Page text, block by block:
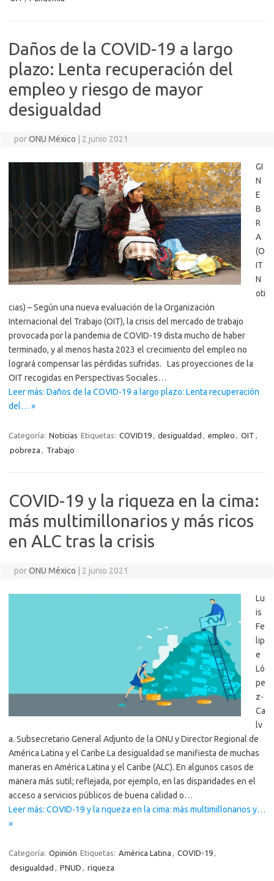
Daños de la COVID-19 a largo
plazo: Lenta recuperación del
empleo y riesgo de mayor
desigualdad
porONU México 2 junio 2021
GI
N
E
B
R
A
(O
IT
N
oti
cias) – Según una nueva evaluación de la Organización
Internacional del Trabajo (OIT), la crisis del mercado de trabajo
provocada por la pandemia de COVID-19 dista mucho de haber
terminado, y al menos hasta 2023 el crecimiento del empleo no
logrará compensar las pérdidas sufridas. Las proyecciones de la
OIT recogidas en Perspectivas Sociales…
Leer más: Daños de la COVID-19 a largo plazo: Lenta recuperación
del… »
Categoría: Noticias Etiquetas: COVID19, desigualdad , empleo , OIT ,
pobreza , Trabajo
COVID-19 y la riqueza en la cima:
más multimillonarios y más ricos
en ALC tras la crisis
porONU México 2 junio 2021
Lu
is
Fe
lip
e
Ló
pe
z-
Ca
lv
a. Subsecretario General Adjunto de la ONU y Director Regional de
América Latina y el Caribe La desigualdad se manifiesta de muchas
maneras en América Latina y el Caribe (ALC). En algunos casos de
manera más sutil; reflejada, por ejemplo, en las disparidades en el
acceso a servicios públicos de buena calidad o…
Leer más: COVID-19 y la riqueza en la cima: más multimillonarios y…
»
Categoría: Opinión Etiquetas: América Latina , COVID-19,
desigualdad , PNUD , riqueza